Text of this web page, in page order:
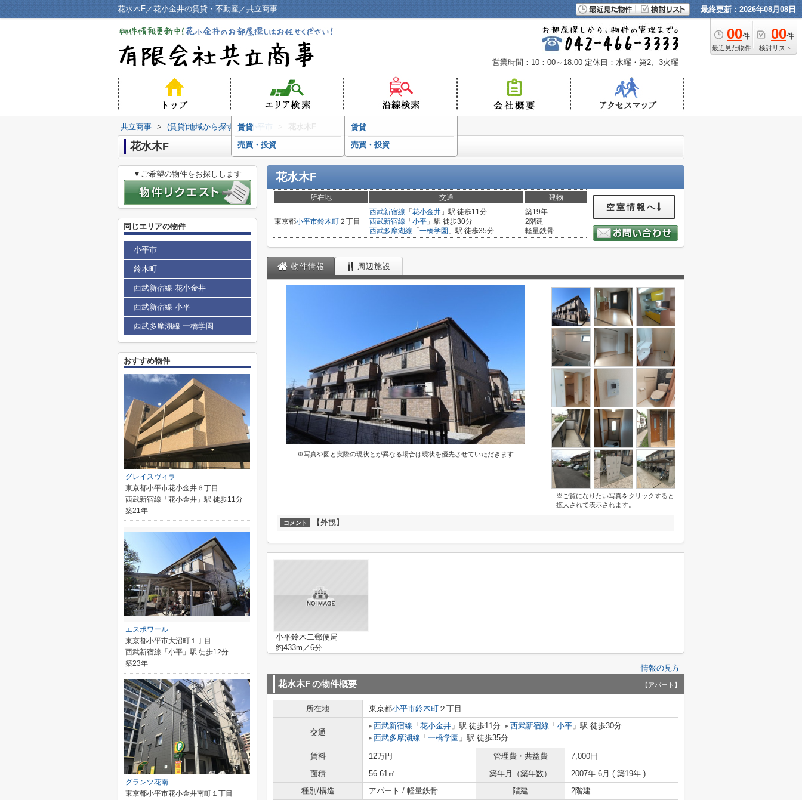
花水木F／花小金井の賃貸・不動産／共立商事 最終更新：2026年08月08日
00件
最近見た物件
00件
検討リスト
営業時間：10：00～18:00 定休日：水曜・第2、3火曜
賃貸
売買・投資
賃貸
売買・投資
共立商事 > (賃貸)地域から探す > 小平市
花水木F
花水木F
所在地 交通 建物
東京都小平市鈴木町 ２丁目
西武新宿線 「 花小金井 」駅 徒歩11分
西武新宿線 「 小平 」駅 徒歩30分
西武多摩湖線 「 一橋学園 」駅 徒歩35分
築19年
2階建
軽量鉄骨
空室情報へ
物件情報 周辺施設
※写真や図と実際の現状とが異なる場合は現状を優先させていただきます
※ご覧になりたい写真をクリックすると
拡大されて表示されます。
コメント 【外観】
小平鈴木二郵便局
約433m／6分
情報の見方
花水木Fの物件概要 【アパート】
所在地 東京都小平市鈴木町 ２丁目
交通
西武新宿線 「 花小金井 」駅 徒歩11分 西武新宿線 「 小平 」駅 徒歩30分
西武多摩湖線 「 一橋学園 」駅 徒歩35分
賃料 12万円 管理費・共益費
7,000円
面積
56.61㎡ 築年月（築年数）
2007年 6月 ( 築19年 )
種別/構造
アパート / 軽量鉄骨 階建 2階建
▼ご希望の物件をお探しします
同じエリアの物件
小平市
鈴木町
西武新宿線 花小金井
西武新宿線 小平
西武多摩湖線 一橋学園
おすすめ物件
グレイスヴィラ
東京都小平市花小金井６丁目
西武新宿線「花小金井」駅 徒歩11分
築21年
エスポワール
東京都小平市大沼町１丁目
西武新宿線「小平」駅 徒歩12分
築23年
グランツ花南
東京都小平市花小金井南町１丁目